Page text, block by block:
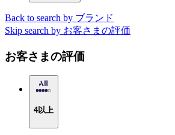
Back to search by ブランド
Skip search by お客さまの評価
お客さまの評価
4以上